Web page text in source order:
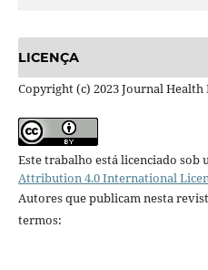
LICENÇA
Copyright (c) 2023 Journal Health
Este trabalho está licenciado sob
Attribution 4.0 International
Autores que publicam nesta
termos: